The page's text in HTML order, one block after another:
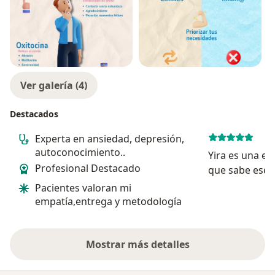
-Programas personalizados para prevenir
desequilibrios emocionales y promover el desarrollo
personal.
Mi enfoque como profesional combina profundidad
analítica con técnicas holísticas para abordar las
una transformación positiva.
Ver galería (4)
Destacados
Experta en ansiedad, depresión,
autoconocimiento..
Profesional Destacado
Pacientes valoran mi
empatía,entrega y metodología
Yira es una
que sabe
Mostrar más detalles
sobre la experiencia